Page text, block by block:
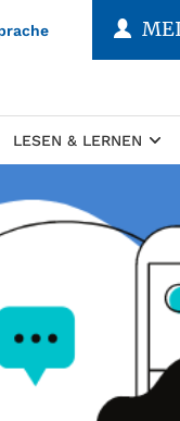
LESEN & LERNEN